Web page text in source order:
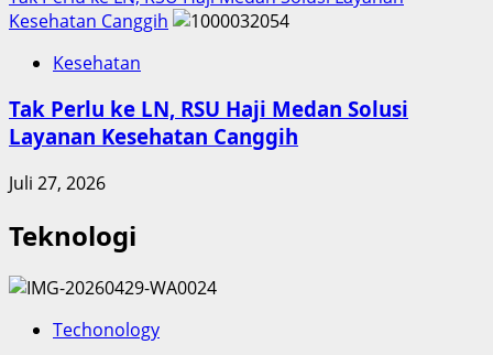
Kesehatan Canggih
Kesehatan
Tak Perlu ke LN, RSU Haji Medan Solusi
Layanan Kesehatan Canggih
Juli 27, 2026
Teknologi
Techonology